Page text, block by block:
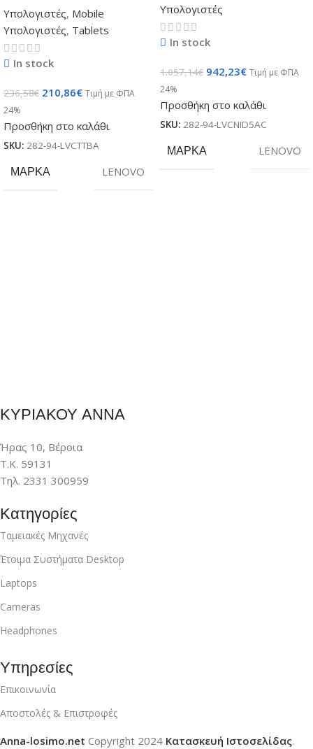
Υπολογιστές, Mobile
Υπολογιστές, Tablets
In stock
236,58€ 210,86€ Τιμή με ΦΠΑ
24%
Προσθήκη στο καλάθι
SKU: 282-94-LVCTTBA
ΜΆΡΚΑ LENOVO
Υπολογιστές
In stock
1.057,14€ 942,23€ Τιμή με ΦΠΑ
24%
Προσθήκη στο καλάθι
SKU: 282-94-LVCNID5AC
ΜΆΡΚΑ LENOVO
ΚΥΡΙΑΚΟΥ ΑΝΝΑ
Ήρας 10, Βέροια
Τ.Κ. 59131
Τηλ. 2331 300959
Κατηγορίες
Ταμειακές Μηχανές
Έτοιμα Συστήματα Desktop
Laptops
Cameras
Headphones
Υπηρεσίες
Επικοινωνία
Αποστολές & Επιστροφές
Anna-losimo.net Copyright 2024 Κατασκευή Ιστοσελίδας.